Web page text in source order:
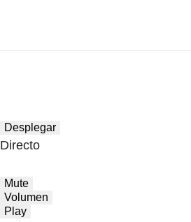
Desplegar
Directo
Mute
Volumen
Play